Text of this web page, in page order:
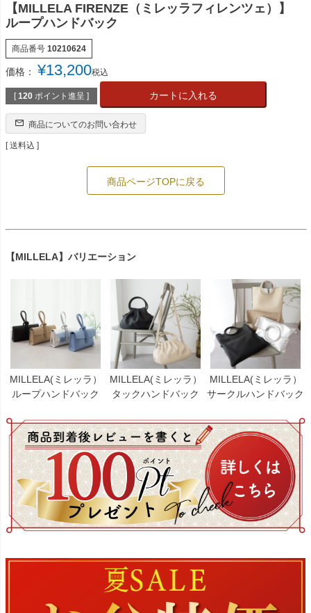
【MILLELA FIRENZE（ミレッラフィレンツェ）】
ループハンドバック
商品番号 10210624
価格： ¥13,200税込
[ 120 ポイント進呈 ] カートに入れる
商品についてのお問い合わせ
送料込
商品ページTOPに戻る
【MILLELA】バリエーション
MILLELA(ミレッラ）
ループハンドバック
MILLELA(ミレッラ）
タックハンドバック
MILLELA(ミレッラ）
サークルハンドバック